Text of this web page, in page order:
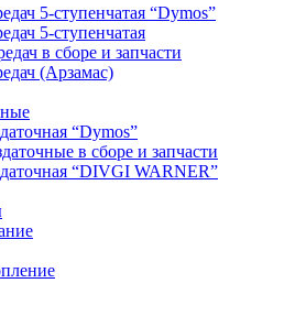
5-ступенчатая “Dymos”
5-ступенчатая
в сборе и запчасти
(Арзамас)
“Dymos”
в сборе и запчасти
“DIVGI WARNER”